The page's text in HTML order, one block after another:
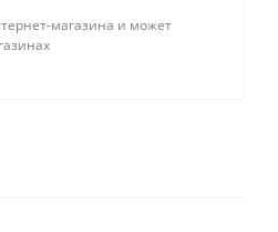
магазина и может